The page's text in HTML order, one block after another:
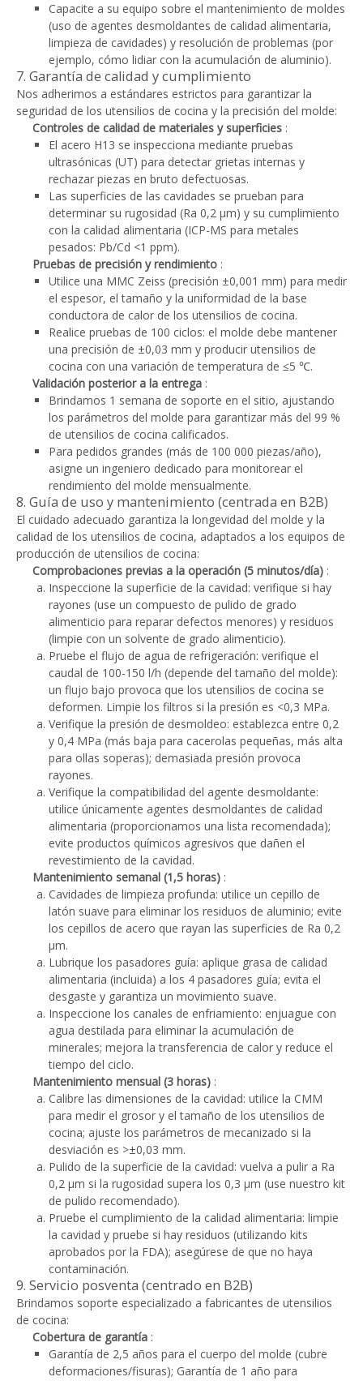
Capacite a su equipo sobre el mantenimiento de moldes
(uso de agentes desmoldantes de calidad alimentaria,
limpieza de cavidades) y resolución de problemas (por
ejemplo, cómo lidiar con la acumulación de aluminio).
7. Garantía de calidad y cumplimiento
Nos adherimos a estándares estrictos para garantizar la
seguridad de los utensilios de cocina y la precisión del molde:
Controles de calidad de materiales y superficies :
El acero H13 se inspecciona mediante pruebas
ultrasónicas (UT) para detectar grietas internas y
rechazar piezas en bruto defectuosas.
Las superficies de las cavidades se prueban para
determinar su rugosidad (Ra 0,2 μm) y su cumplimiento
con la calidad alimentaria (ICP-MS para metales
pesados: Pb/Cd <1 ppm).
Pruebas de precisión y rendimiento :
Utilice una MMC Zeiss (precisión ±0,001 mm) para medir
el espesor, el tamaño y la uniformidad de la base
conductora de calor de los utensilios de cocina.
Realice pruebas de 100 ciclos: el molde debe mantener
una precisión de ±0,03 mm y producir utensilios de
cocina con una variación de temperatura de ≤5 ℃.
Validación posterior a la entrega :
Brindamos 1 semana de soporte en el sitio, ajustando
los parámetros del molde para garantizar más del 99 %
de utensilios de cocina calificados.
Para pedidos grandes (más de 100 000 piezas/año),
asigne un ingeniero dedicado para monitorear el
rendimiento del molde mensualmente.
8. Guía de uso y mantenimiento (centrada en B2B)
El cuidado adecuado garantiza la longevidad del molde y la
calidad de los utensilios de cocina, adaptados a los equipos de
producción de utensilios de cocina:
Comprobaciones previas a la operación (5 minutos/día) :
Inspeccione la superficie de la cavidad: verifique si hay
rayones (use un compuesto de pulido de grado
alimenticio para reparar defectos menores) y residuos
(limpie con un solvente de grado alimenticio).
Pruebe el flujo de agua de refrigeración: verifique el
caudal de 100-150 l/h (depende del tamaño del molde):
un flujo bajo provoca que los utensilios de cocina se
deformen. Limpie los filtros si la presión es <0,3 MPa.
Verifique la presión de desmoldeo: establezca entre 0,2
y 0,4 MPa (más baja para cacerolas pequeñas, más alta
para ollas soperas); demasiada presión provoca
rayones.
Verifique la compatibilidad del agente desmoldante:
utilice únicamente agentes desmoldantes de calidad
alimentaria (proporcionamos una lista recomendada);
evite productos químicos agresivos que dañen el
revestimiento de la cavidad.
Mantenimiento semanal (1,5 horas) :
Cavidades de limpieza profunda: utilice un cepillo de
latón suave para eliminar los residuos de aluminio; evite
los cepillos de acero que rayan las superficies de Ra 0,2
μm.
Lubrique los pasadores guía: aplique grasa de calidad
alimentaria (incluida) a los 4 pasadores guía; evita el
desgaste y garantiza un movimiento suave.
Inspeccione los canales de enfriamiento: enjuague con
agua destilada para eliminar la acumulación de
minerales; mejora la transferencia de calor y reduce el
tiempo del ciclo.
Mantenimiento mensual (3 horas) :
Calibre las dimensiones de la cavidad: utilice la CMM
para medir el grosor y el tamaño de los utensilios de
cocina; ajuste los parámetros de mecanizado si la
desviación es >±0,03 mm.
Pulido de la superficie de la cavidad: vuelva a pulir a Ra
0,2 μm si la rugosidad supera los 0,3 μm (use nuestro kit
de pulido recomendado).
Pruebe el cumplimiento de la calidad alimentaria: limpie
la cavidad y pruebe si hay residuos (utilizando kits
aprobados por la FDA); asegúrese de que no haya
contaminación.
9. Servicio posventa (centrado en B2B)
Brindamos soporte especializado a fabricantes de utensilios
de cocina:
Cobertura de garantía :
Garantía de 2,5 años para el cuerpo del molde (cubre
deformaciones/fisuras); Garantía de 1 año para